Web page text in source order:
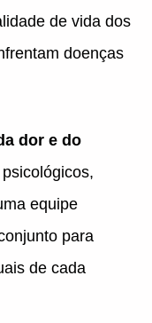
de vida dos
doenças
dor e do
equipe
para
de cada